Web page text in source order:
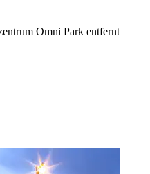
Omni Park entfernt